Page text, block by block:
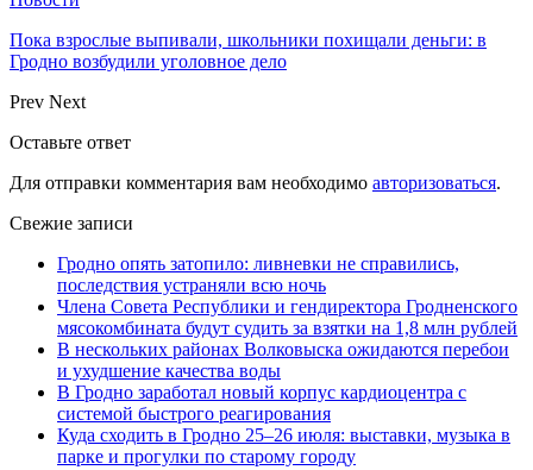
Пока взрослые выпивали, школьники похищали деньги: в
Гродно возбудили уголовное дело
Prev Next
Оставьте ответ
Для отправки комментария вам необходимо авторизоваться.
Свежие записи
Гродно опять затопило: ливневки не справились,
последствия устраняли всю ночь
Члена Совета Республики и гендиректора Гродненского
мясокомбината будут судить за взятки на 1,8 млн рублей
В нескольких районах Волковыска ожидаются перебои
и ухудшение качества воды
В Гродно заработал новый корпус кардиоцентра с
системой быстрого реагирования
Куда сходить в Гродно 25–26 июля: выставки, музыка в
парке и прогулки по старому городу